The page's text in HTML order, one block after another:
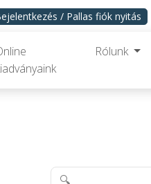
/ Pallas fiók nyitás
Rólunk